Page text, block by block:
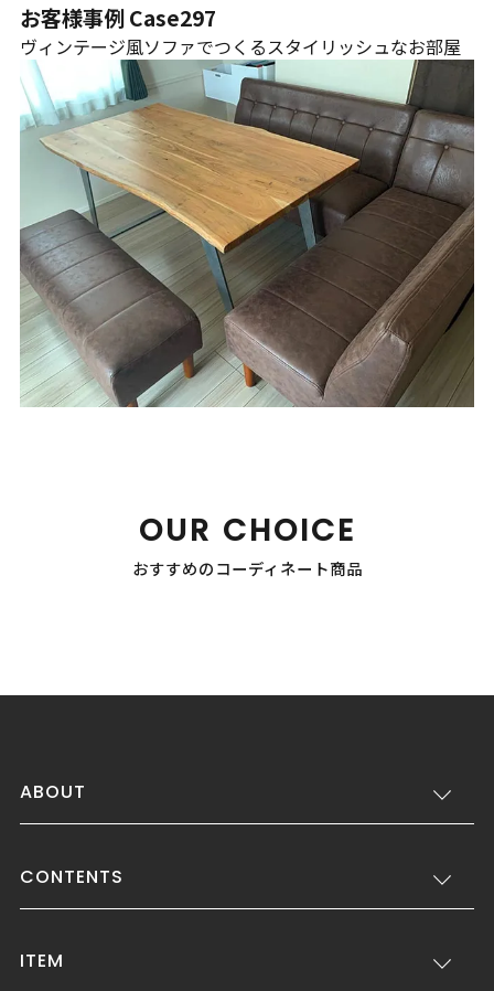
お客様事例 Case297
ヴィンテージ風ソファでつくるスタイリッシュなお部屋
OUR CHOICE
おすすめのコーディネート商品
ABOUT
CONTENTS
ITEM